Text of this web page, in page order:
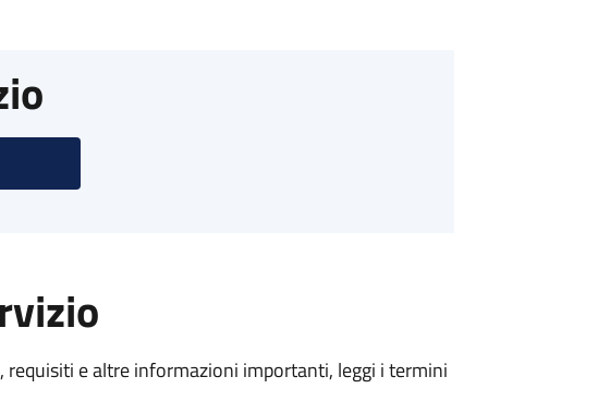
requisiti e altre informazioni importanti, leggi i termini